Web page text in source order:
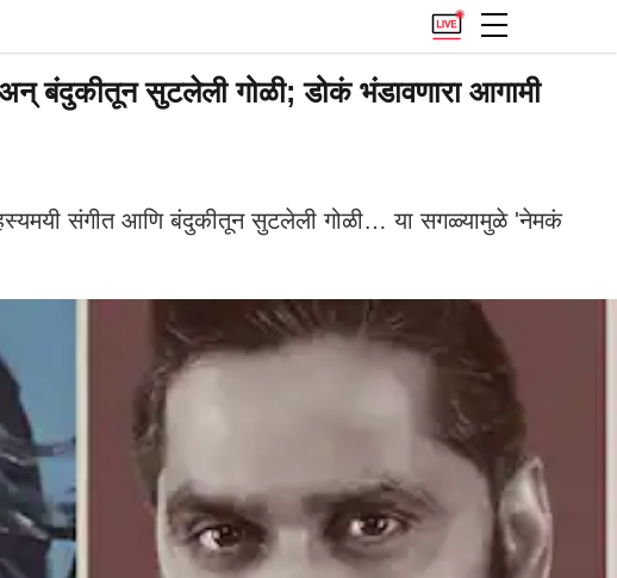
सुटलेली गोळी; डोकं भंडावणारा आगामी
संगीत आणि बंदुकीतून सुटलेली गोळी… या सगळ्यामुळे 'नेमकं